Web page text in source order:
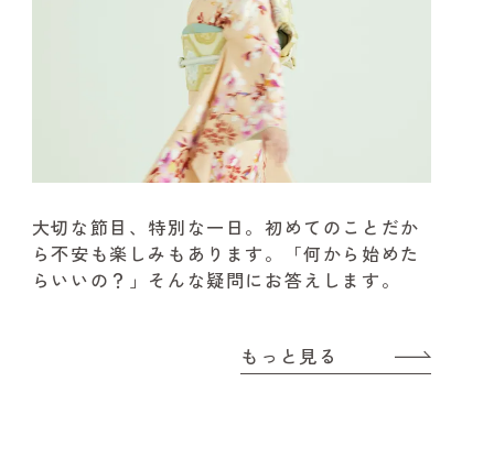
大切な節目、特別な一日。初めてのことだか
ら不安も楽しみもあります。
「何から始めた
らいいの？」そんな疑問にお答えします。
もっと見る